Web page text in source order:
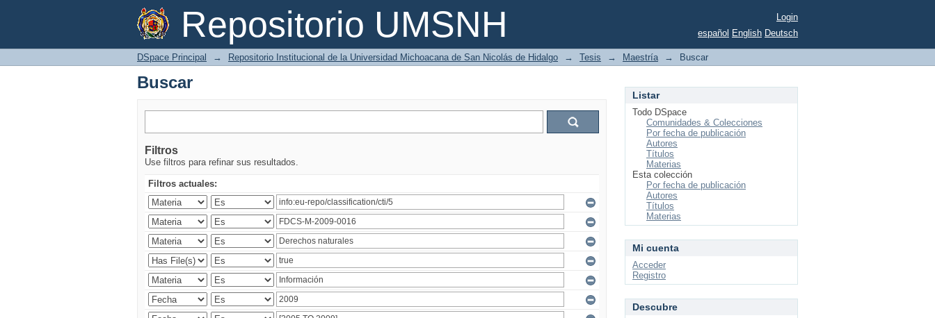
Repositorio UMSNH
Buscar
Login
español English Deutsch
DSpace Principal → Repositorio Institucional de la Universidad Michoacana de San Nicolás de Hidalgo → Tesis → Maestría → Buscar
Buscar
Filtros
Use filtros para refinar sus resultados.
Filtros actuales:
Listar
Todo DSpace
Comunidades & Colecciones
Por fecha de publicación
Autores
Títulos
Materias
Esta colección
Por fecha de publicación
Autores
Títulos
Materias
Mi cuenta
Acceder
Registro
Descubre